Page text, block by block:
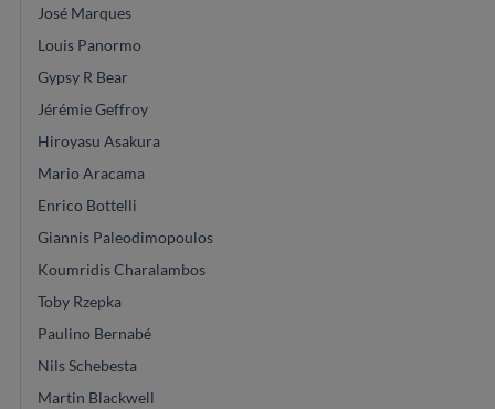
José Marques
Louis Panormo
Gypsy R Bear
Jérémie Geffroy
Hiroyasu Asakura
Mario Aracama
Enrico Bottelli
Giannis Paleodimopoulos
Koumridis Charalambos
Toby Rzepka
Paulino Bernabé
Nils Schebesta
Martin Blackwell